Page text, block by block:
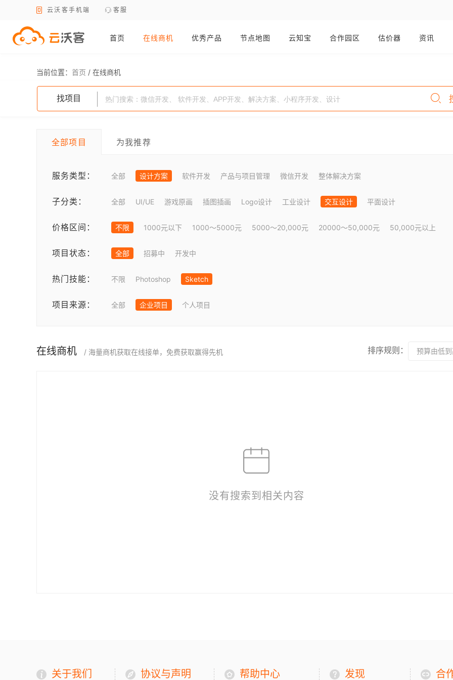
云沃客手机端 客服
首页 在线商机 优秀产品 节点地图 云知宝 合作园区 估价器 资讯
当前位置： 首页 / 在线商机
找项目
全部项目 为我推荐
服务类型： 全部 设计方案 软件开发 产品与项目管理 微信开发 整体解决方案
子分类： 全部 UI/UE 游戏原画 插图插画 Logo设计 工业设计 交互设计 平面设计
价格区间： 不限 1000元以下 1000～5000元 5000～20,000元 20000～50,000元 50,000元以上
项目状态： 全部 招募中 开发中
热门技能： 不限 Photoshop Sketch
项目来源： 全部 企业项目 个人项目
在线商机 / 海量商机获取在线接单，免费获取赢得先机 排序规则： 预算由低
没有搜索到相关内容
关于我们 协议与声明 帮助中心 发现 合